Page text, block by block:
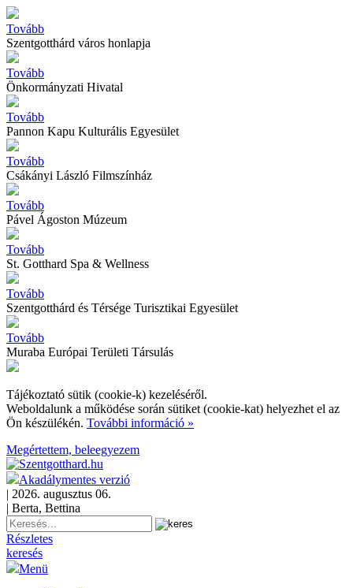
Tovább
Szentgotthárd város honlapja
Tovább
Önkormányzati Hivatal
Tovább
Pannon Kapu Kulturális Egyesület
Tovább
Csákányi László Filmszínház
Tovább
Pável Ágoston Múzeum
Tovább
St. Gotthard Spa & Wellness
Tovább
Szentgotthárd és Térsége Turisztikai Egyesület
Tovább
Muraba Európai Területi Társulás
Tájékoztató sütik (cookie-k) kezeléséről.
Weboldalunk a működése során sütiket (cookie-kat) helyezhet el az
Ön készülékén. További információ »
Megértettem, beleegyezem
Akadálymentes verzió
| 2026. augusztus 06.
| Berta, Bettina
Részletes
keresés
Menü